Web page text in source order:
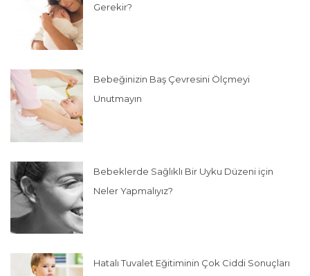
Gerekir?
Bebeğinizin Baş Çevresini Ölçmeyi
Unutmayın
Bebeklerde Sağlıklı Bir Uyku Düzeni için
Neler Yapmalıyız?
Hatalı Tuvalet Eğitiminin Çok Ciddi Sonuçları